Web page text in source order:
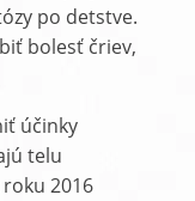
po detstve.
bolesť čriev,
účinky
telu
2016